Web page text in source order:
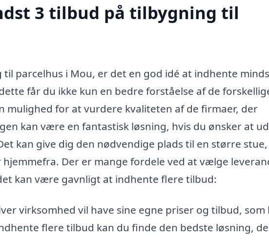
3 tilbud på tilbygning til
parcelhus i Mou, er det en god idé at indhente
får du ikke kun en bedre forståelse af de
mulighed for at vurdere kvaliteten af de firmaer, der
kan være en fantastisk løsning, hvis du ønsker at
kan give dig den nødvendige plads til en større
Der er mange fordele ved at vælge
kan være gavnligt at indhente flere tilbud:
virksomhed vil have sine egne priser og tilbud, som
flere tilbud kan du finde den bedste løsning,